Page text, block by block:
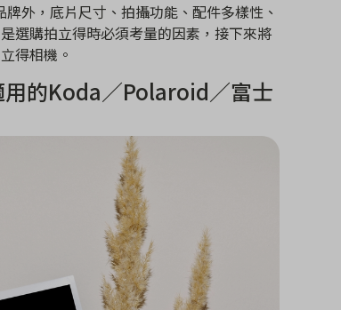
外，底片尺寸、拍攝功能、配件多樣性、
選購拍立得時必須考量的因素，接下來將
得相機。
的Koda／Polaroid／富士